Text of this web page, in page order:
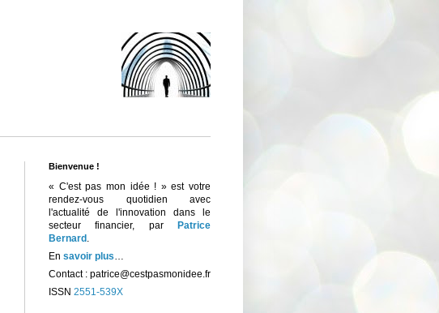
Bienvenue !
« C'est pas mon idée ! » est votre
rendez-vous quotidien avec
l'actualité de l'innovation dans le
secteur financier, par
Patrice
Bernard .
En savoir plus…
Contact : patrice@cestpasmonidee.fr
ISSN 2551-539X